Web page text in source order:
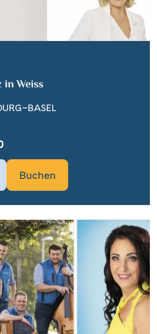
in Weiss
Buchen